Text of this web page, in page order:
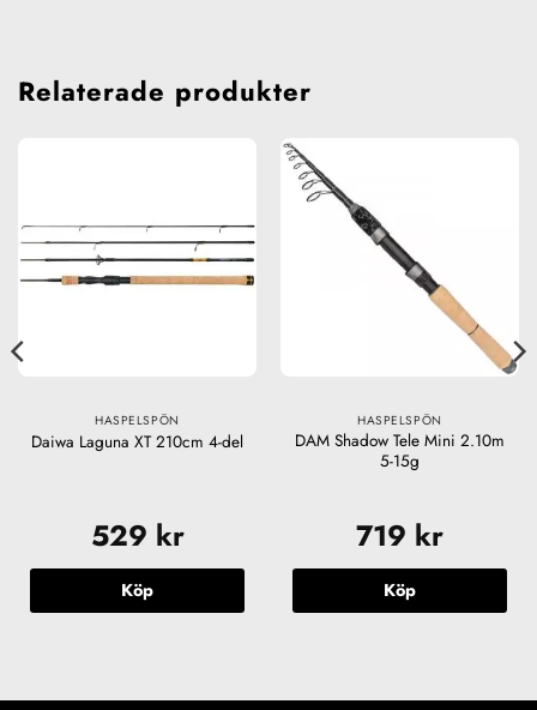
Relaterade produkter
HASPELSPÖN
Daiwa Laguna XT 210cm 4-del
529 kr
Köp
HASPELSPÖN
DAM Shadow Tele Mini 2.10m
5-15g
719 kr
Köp